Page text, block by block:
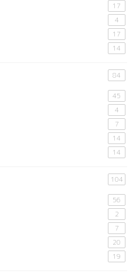
17
4
17
14
84
45
4
7
14
14
104
56
2
7
20
19